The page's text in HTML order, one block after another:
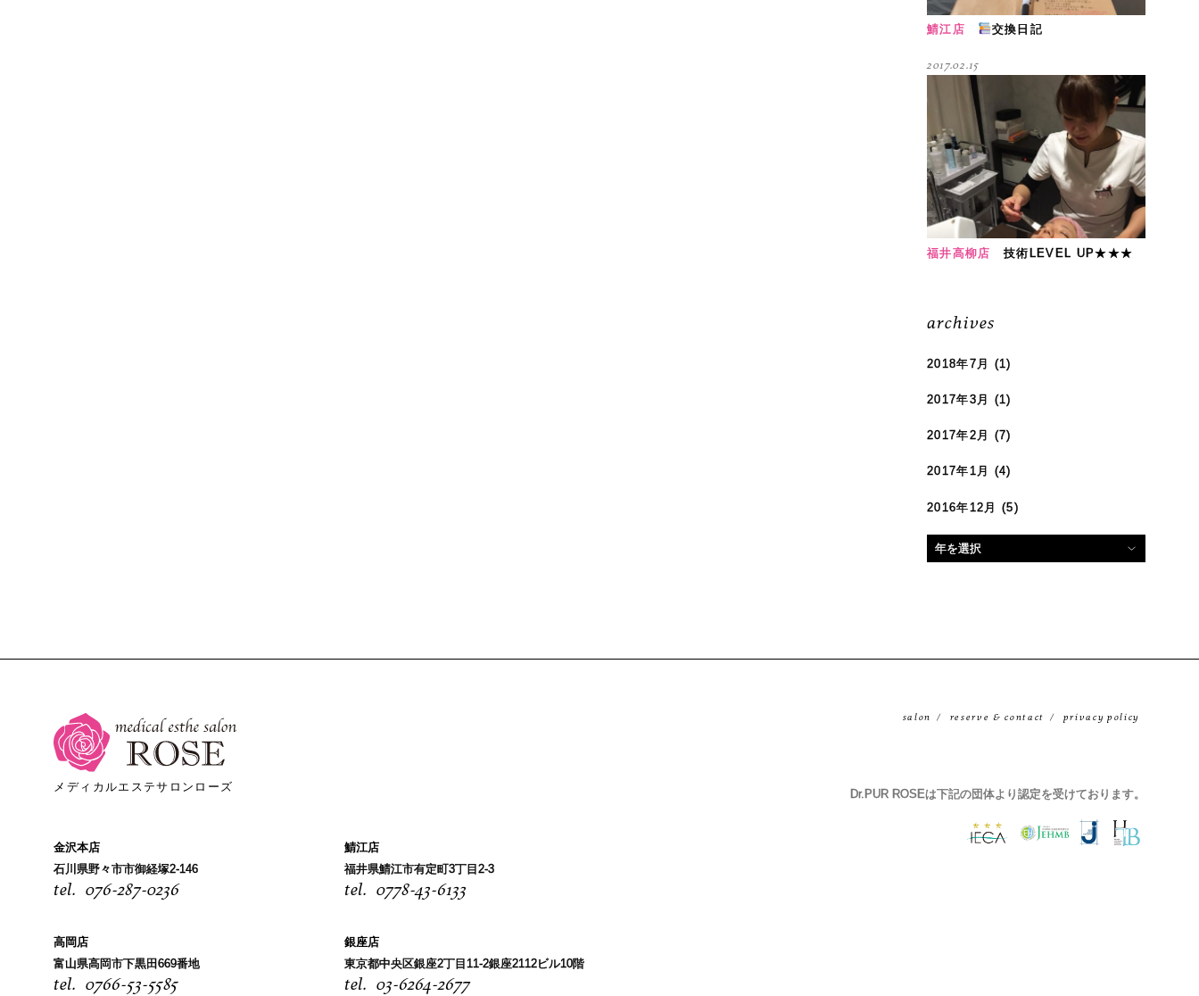
鯖江店 交換日記
福井高柳店 技術LEVEL UP★★★
2017.02.15
archives
2018年7月 (1)
2017年3月 (1)
2017年2月 (7)
2017年1月 (4)
2016年12月 (5)
メディカルエステサロンローズ
金沢本店
石川県野々市市御経塚2-146
076-287-0236
高岡店
富山県高岡市下黒田669番地
0766-53-5585
鯖江店
福井県鯖江市有定町3丁目2-3
0778-43-6133
銀座店
東京都中央区銀座2丁目11-2銀座2112ビル10階
03-6264-2677
salon reserve & contact privacy policy
Dr.PUR ROSEは下記の団体より認定を受けております。